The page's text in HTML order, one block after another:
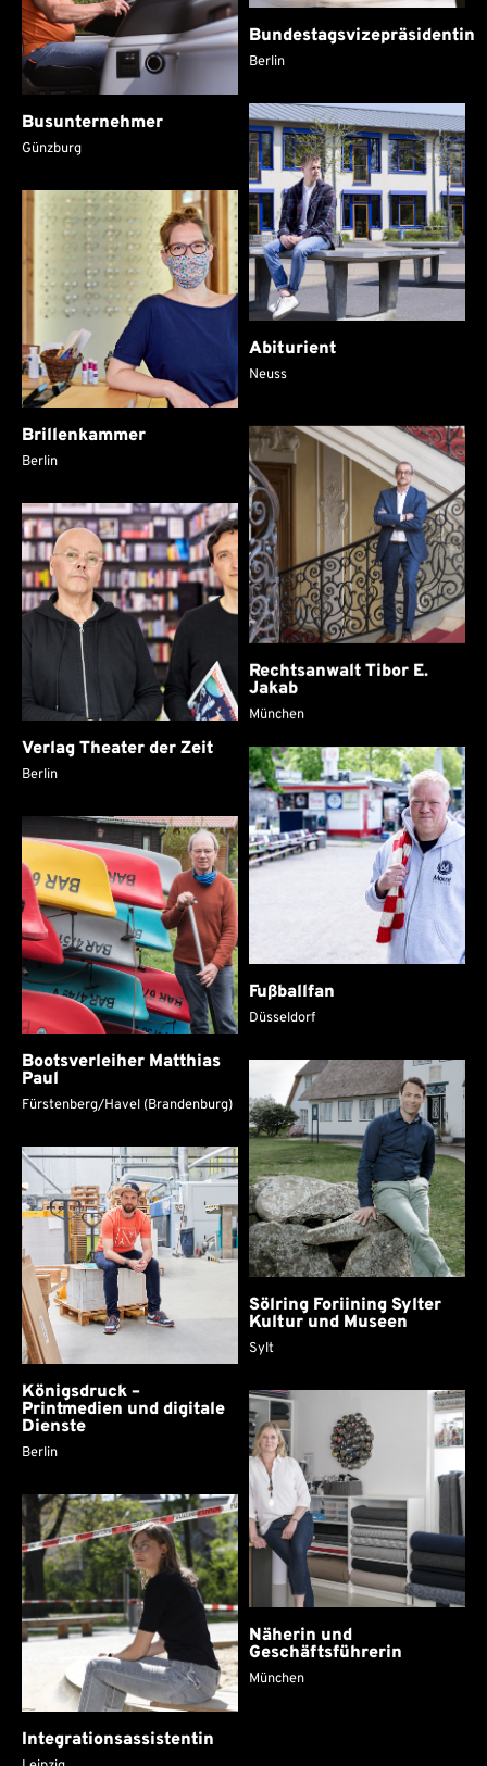
Busunternehmer
Günzburg
Brillenkammer
Berlin
Verlag Theater der Zeit
Berlin
Bootsverleiher Matthias
Paul
Fürstenberg/Havel (Brandenburg)
Königsdruck –
Printmedien und digitale
Dienste
Berlin
Integrationsassistentin
Bundestagsvizepräsidentin
Berlin
Abiturient
Neuss
Rechtsanwalt Tibor E.
Jakab
München
Fußballfan
Düsseldorf
Sölring Foriining Sylter
Kultur und Museen
Sylt
Näherin und
Geschäftsführerin
München